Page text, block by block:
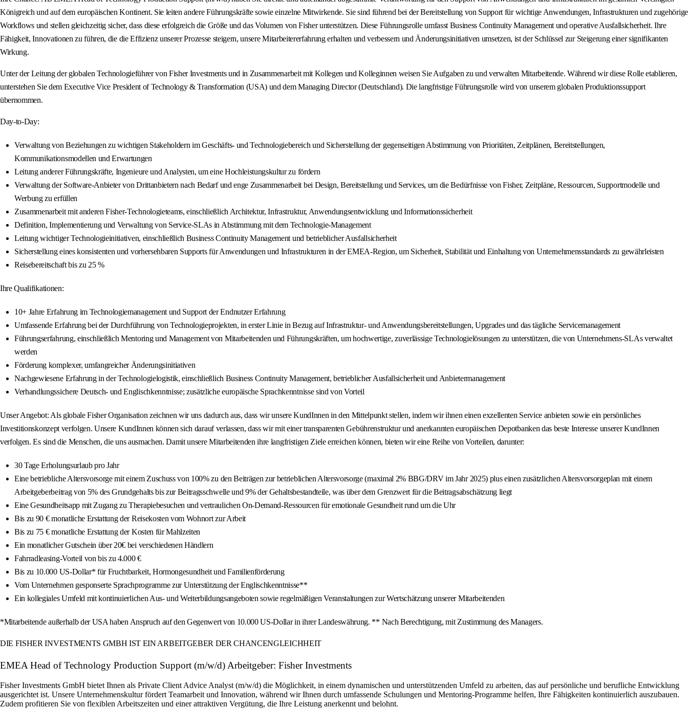
Königreich und auf dem europäischen Kontinent. Sie leiten andere Führungskräfte sowie einzelne Mitwirkende. Sie sind führend bei der Bereitstellung von Support für wichtige Anwendungen, Infrastrukturen und zugehörige
Workflows und stellen gleichzeitig sicher, dass diese erfolgreich die Größe und das Volumen von Fisher unterstützen. Diese Führungsrolle umfasst Business Continuity Management und operative Ausfallsicherheit. Ihre
Fähigkeit, Innovationen zu führen, die die Effizienz unserer Prozesse steigern, unsere Mitarbeitererfahrung erhalten und verbessern und Änderungsinitiativen umsetzen, ist der Schlüssel zur Steigerung einer signifikanten
Wirkung.
Unter der Leitung der globalen Technologieführer von Fisher Investments und in Zusammenarbeit mit Kollegen und Kolleginnen weisen Sie Aufgaben zu und verwalten Mitarbeitende. Während wir diese Rolle etablieren,
unterstehen Sie dem Executive Vice President of Technology & Transformation (USA) und dem Managing Director (Deutschland). Die langfristige Führungsrolle wird von unserem globalen Produktionssupport
übernommen.
Day-to-Day:
Verwaltung von Beziehungen zu wichtigen Stakeholdern im Geschäfts- und Technologiebereich und Sicherstellung der gegenseitigen Abstimmung von Prioritäten, Zeitplänen, Bereitstellungen,
Kommunikationsmodellen und Erwartungen
Leitung anderer Führungskräfte, Ingenieure und Analysten, um eine Hochleistungskultur zu fördern
Verwaltung der Software-Anbieter von Drittanbietern nach Bedarf und enge Zusammenarbeit bei Design, Bereitstellung und Services, um die Bedürfnisse von Fisher, Zeitpläne, Ressourcen, Supportmodelle und
Werbung zu erfüllen
Zusammenarbeit mit anderen Fisher-Technologieteams, einschließlich Architektur, Infrastruktur, Anwendungsentwicklung und Informationssicherheit
Definition, Implementierung und Verwaltung von Service-SLAs in Abstimmung mit dem Technologie-Management
Leitung wichtiger Technologieinitiativen, einschließlich Business Continuity Management und betrieblicher Ausfallsicherheit
Sicherstellung eines konsistenten und vorhersehbaren Supports für Anwendungen und Infrastrukturen in der EMEA-Region, um Sicherheit, Stabilität und Einhaltung von Unternehmensstandards zu gewährleisten
Reisebereitschaft bis zu 25 %
Ihre Qualifikationen:
10+ Jahre Erfahrung im Technologiemanagement und Support der Endnutzer Erfahrung
Umfassende Erfahrung bei der Durchführung von Technologieprojekten, in erster Linie in Bezug auf Infrastruktur- und Anwendungsbereitstellungen, Upgrades und das tägliche Servicemanagement
Führungserfahrung, einschließlich Mentoring und Management von Mitarbeitenden und Führungskräften, um hochwertige, zuverlässige Technologielösungen zu unterstützen, die von Unternehmens-SLAs verwaltet
werden
Förderung komplexer, umfangreicher Änderungsinitiativen
Nachgewiesene Erfahrung in der Technologielogistik, einschließlich Business Continuity Management, betrieblicher Ausfallsicherheit und Anbietermanagement
Verhandlungssichere Deutsch- und Englischkenntnisse; zusätzliche europäische Sprachkenntnisse sind von Vorteil
Unser Angebot: Als globale Fisher Organisation zeichnen wir uns dadurch aus, dass wir unsere KundInnen in den Mittelpunkt stellen, indem wir ihnen einen exzellenten Service anbieten sowie ein persönliches
Investitionskonzept verfolgen. Unsere KundInnen können sich darauf verlassen, dass wir mit einer transparenten Gebührenstruktur und anerkannten europäischen Depotbanken das beste Interesse unserer KundInnen
verfolgen. Es sind die Menschen, die uns ausmachen. Damit unsere Mitarbeitenden ihre langfristigen Ziele erreichen können, bieten wir eine Reihe von Vorteilen, darunter:
30 Tage Erholungsurlaub pro Jahr
Eine betriebliche Altersvorsorge mit einem Zuschuss von 100% zu den Beiträgen zur betrieblichen Altersvorsorge (maximal 2% BBG/DRV im Jahr 2025) plus einen zusätzlichen Altersvorsorgeplan mit einem
Arbeitgeberbeitrag von 5% des Grundgehalts bis zur Beitragsschwelle und 9% der Gehaltsbestandteile, was über dem Grenzwert für die Beitragsabschätzung liegt
Eine Gesundheitsapp mit Zugang zu Therapiebesuchen und vertraulichen On-Demand-Ressourcen für emotionale Gesundheit rund um die Uhr
Bis zu 90 € monatliche Erstattung der Reisekosten vom Wohnort zur Arbeit
Bis zu 75 € monatliche Erstattung der Kosten für Mahlzeiten
Ein monatlicher Gutschein über 20€ bei verschiedenen Händlern
Fahrradleasing-Vorteil von bis zu 4.000 €
Bis zu 10.000 US-Dollar* für Fruchtbarkeit, Hormongesundheit und Familienförderung
Vom Unternehmen gesponserte Sprachprogramme zur Unterstützung der Englischkenntnisse**
Ein kollegiales Umfeld mit kontinuierlichen Aus- und Weiterbildungsangeboten sowie regelmäßigen Veranstaltungen zur Wertschätzung unserer Mitarbeitenden
*Mitarbeitende außerhalb der USA haben Anspruch auf den Gegenwert von 10.000 US-Dollar in ihrer Landeswährung. ** Nach Berechtigung, mit Zustimmung des Managers.
DIE FISHER INVESTMENTS GMBH IST EIN ARBEITGEBER DER CHANCENGLEICHHEIT
EMEA Head of Technology Production Support (m/w/d) Arbeitgeber: Fisher Investments
Fisher Investments GmbH bietet Ihnen als Private Client Advice Analyst (m/w/d) die Möglichkeit, in einem dynamischen und unterstützenden Umfeld zu arbeiten, das auf persönliche und berufliche Entwicklung
ausgerichtet ist. Unsere Unternehmenskultur fördert Teamarbeit und Innovation, während wir Ihnen durch umfassende Schulungen und Mentoring-Programme helfen, Ihre Fähigkeiten kontinuierlich auszubauen.
Zudem profitieren Sie von flexiblen Arbeitszeiten und einer attraktiven Vergütung, die Ihre Leistung anerkennt und belohnt.